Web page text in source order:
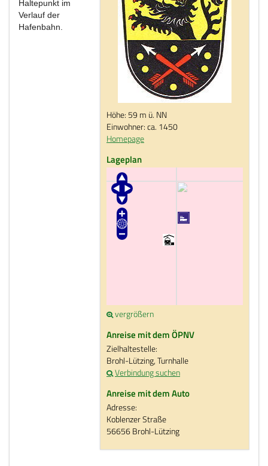
Höhe: 59 m ü. NN
Einwohner: ca. 1450
Homepage
Lageplan
vergrößern
Anreise mit dem ÖPNV
Zielhaltestelle:
Brohl-Lützing, Turnhalle
Verbindung suchen
Anreise mit dem Auto
Adresse:
Koblenzer Straße
56656 Brohl-Lützing
Haltepunkt im
Verlauf der
Hafenbahn.